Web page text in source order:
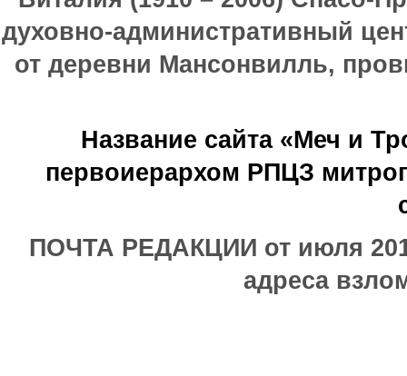
духовно-административный
от деревни Мансонвилль,
Название сайта «Меч и
первоиерархом РПЦЗ
ПОЧТА РЕДАКЦИИ от июля
адреса